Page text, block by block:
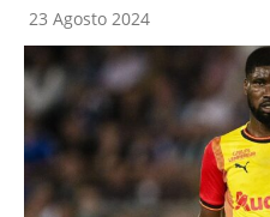
23 Agosto 2024